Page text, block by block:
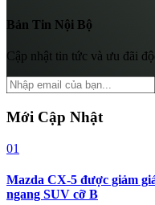
Bản Tin Nội Bộ
Cập nhật tin tức và ưu đãi
Mới Cập Nhật
01
Mazda CX-5 được giảm
ngang SUV cỡ B